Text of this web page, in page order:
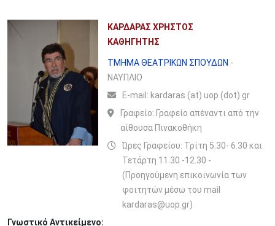
ΚΑΡΔΑΡΑΣ ΧΡΗΣΤΟΣ
ΚΑΘΗΓΗΤΗΣ
ΤΜΗΜΑ ΘΕΑΤΡΙΚΩΝ ΣΠΟΥΔΩΝ -
ΝΑΥΠΛΙΟ
Ε-mail: kardaras (at) uop (dot) gr
Γραφείο: Γραφείο απέναντι από την
αίθουσα Πινακοθήκη
Ώρες Γραφείου: Τρίτη 5.30- 6.30 και
Τετάρτη 11.30 -12.30 -
(Προηγούμενη επικοινωνία των
φοιτητών μέσω του mail
kardaras@uop.gr)
Γνωστικό Αντικείμενο: